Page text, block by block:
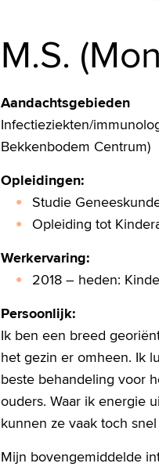
M.S.
Aandachtsgebieden
Infectieziekten/
Bekkenbodem Centrum)
Opleidingen:
Studie
Opleiding tot
Werkervaring:
2018 – heden:
Persoonlijk:
Ik ben een breed
het gezin er omheen. Ik
beste behandeling voor
ouders. Waar ik energie
kunnen ze vaak toch
Mijn bovengemiddelde